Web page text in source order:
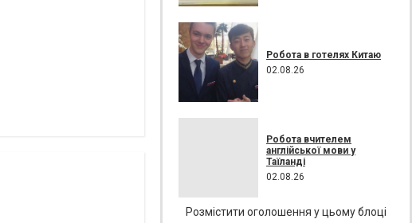
Робота в готелях Китаю
02.08.26
Робота вчителем
англійської мови у
Таїланді
02.08.26
Розмістити оголошення у цьому блоці